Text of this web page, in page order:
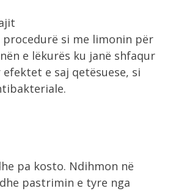
si me limonin për
e lëkurës ku janë shfaqur
e saj qetësuese, si
pa kosto. Ndihmon në
pastrimin e tyre nga